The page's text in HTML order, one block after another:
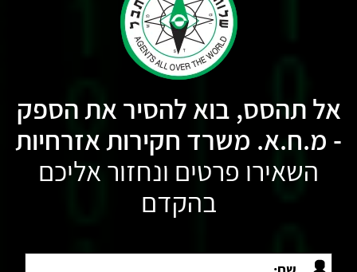
אל תהסס, בוא להסיר את הספק
- מ.ח.א. משרד חקירות אזרחיות
השאירו פרטים ונחזור אליכם
בהקדם
שם: